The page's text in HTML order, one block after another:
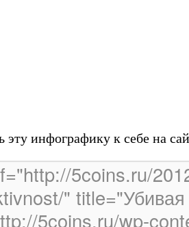
эту инфографику к себе на